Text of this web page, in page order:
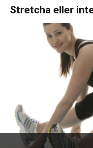
Stretcha eller